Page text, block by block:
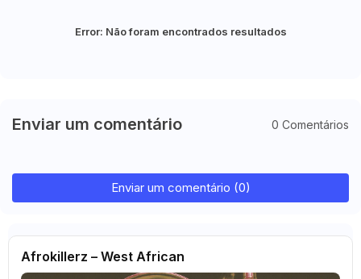
Error: Não foram encontrados resultados
Enviar um comentário 0 Comentários
Enviar um comentário (0)
Afrokillerz – West African